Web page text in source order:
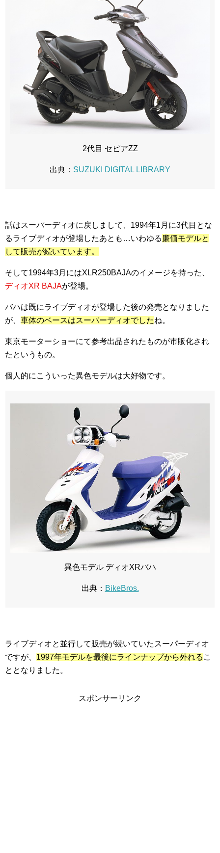
2代目 セピアZZ
出典： SUZUKI DIGITAL LIBRARY
話はスーパーディオに戻しまして、1994年1月に3代目とな
るライブディオが登場したあとも…いわゆる 廉価モデルと
して販売が続いています。
そして1994年3月にはXLR250BAJAのイメージを持った、
ディオXR BAJAが登場。
バハは既にライブディオが登場した後の発売となりました
が、 車体のベースはスーパーディオでしたね。
東京モーターショーにて参考出品されたものが市販化され
たというもの。
個人的にこういった異色モデルは大好物です。
異色モデル ディオXRバハ
出典： BikeBros.
ライブディオと並行して販売が続いていたスーパーディオ
ですが、 1997年モデルを最後にラインナップから外れる こ
ととなりました。
スポンサーリンク